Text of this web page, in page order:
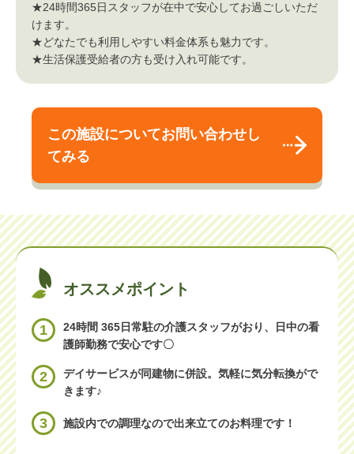
★24時間365日スタッフが在中で安心してお過ごしいただ
けます。
★どなたでも利用しやすい料金体系も魅力です。
★生活保護受給者の方も受け入れ可能です。
この施設についてお問い合わせし
てみる
オススメポイント
1
24時間 365日常駐の介護スタッフがおり、日中の看
護師勤務で安心です〇
2
デイサービスが同建物に併設。気軽に気分転換がで
きます♪
3 施設内での調理なので出来立てのお料理です！